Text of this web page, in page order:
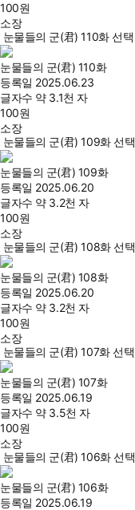
100원
소장
눈물들의 군(君) 110화 선택
눈물들의 군(君) 110화
등록일 2025.06.23
글자수 약 3.1천 자
100원
소장
눈물들의 군(君) 109화 선택
눈물들의 군(君) 109화
등록일 2025.06.20
글자수 약 3.2천 자
100원
소장
눈물들의 군(君) 108화 선택
눈물들의 군(君) 108화
등록일 2025.06.20
글자수 약 3.2천 자
100원
소장
눈물들의 군(君) 107화 선택
눈물들의 군(君) 107화
등록일 2025.06.19
글자수 약 3.5천 자
100원
소장
눈물들의 군(君) 106화 선택
눈물들의 군(君) 106화
등록일 2025.06.19